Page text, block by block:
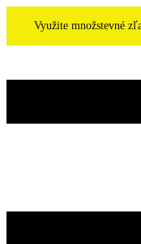
Využite množstevné